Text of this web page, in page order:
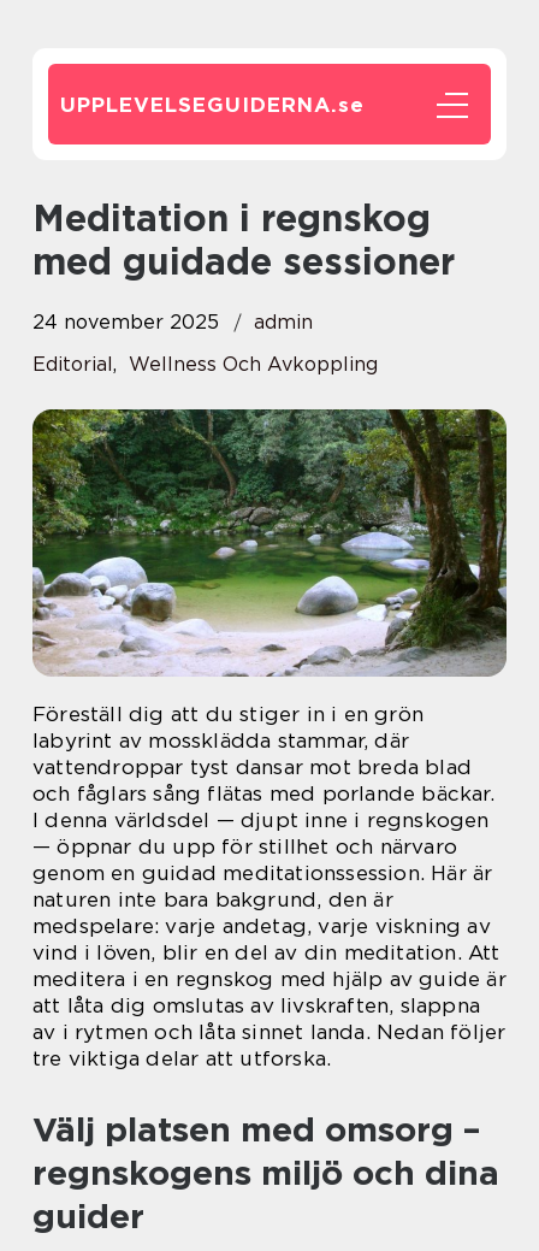
UPPLEVELSEGUIDERNA.se
Meditation i regnskog
med guidade sessioner
24 november 2025
admin
Editorial, Wellness Och Avkoppling
Föreställ dig att du stiger in i en grön
labyrint av mossklädda stammar, där
vattendroppar tyst dansar mot breda blad
och fåglars sång flätas med porlande bäckar.
I denna världsdel — djupt inne i regnskogen
— öppnar du upp för stillhet och närvaro
genom en guidad meditationssession. Här är
naturen inte bara bakgrund, den är
medspelare: varje andetag, varje viskning av
vind i löven, blir en del av din meditation. Att
meditera i en regnskog med hjälp av guide är
att låta dig omslutas av livskraften, slappna
av i rytmen och låta sinnet landa. Nedan följer
tre viktiga delar att utforska.
Välj platsen med omsorg –
regnskogens miljö och dina
guider